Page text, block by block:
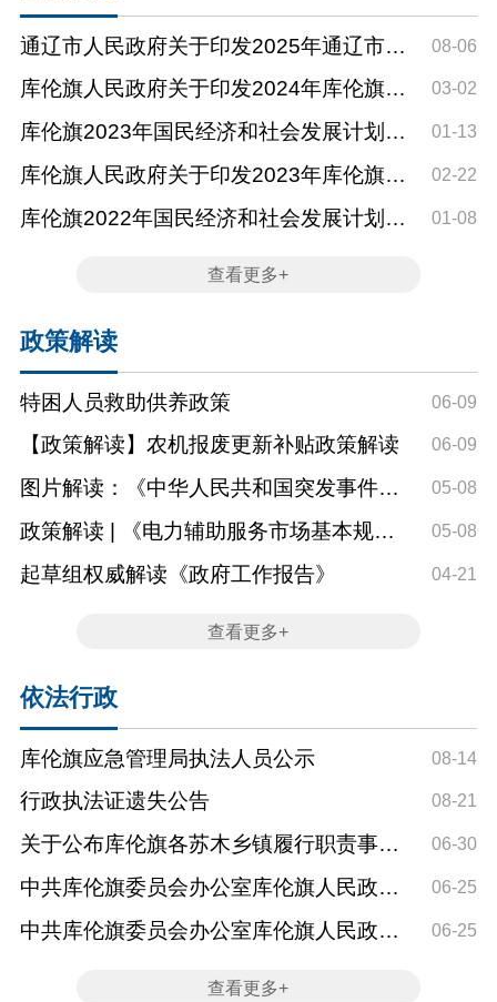
通辽市人民政府关于印发2025年通辽市国
民经济和社会发展计划...
08-06
库伦旗人民政府关于印发2024年库伦旗国
民经济和社会发展计划...
03-02
库伦旗2023年国民经济和社会发展计划执
行情况与2024年国民经...
01-13
库伦旗人民政府关于印发2023年库伦旗国
民经济和社会发展计划...
02-22
库伦旗2022年国民经济和社会发展计划执
行情况与2023年国民经...
01-08
查看更多+
政策解读
特困人员救助供养政策 06-09
【政策解读】农机报废更新补贴政策解读 06-09
图片解读：《中华人民共和国突发事件应
对法》第六章
05-08
政策解读 | 《电力辅助服务市场基本规
则》特点浅析
05-08
起草组权威解读《政府工作报告》 04-21
查看更多+
依法行政
库伦旗应急管理局执法人员公示 08-14
行政执法证遗失公告 08-21
关于公布库伦旗各苏木乡镇履行职责事项
清单的公告
06-30
中共库伦旗委员会办公室库伦旗人民政府
办公室关于印发《库伦...
06-25
中共库伦旗委员会办公室库伦旗人民政府
06-25
查看更多+